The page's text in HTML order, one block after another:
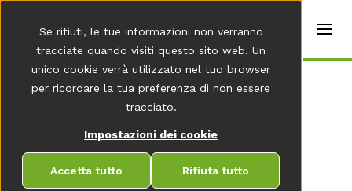
Se rifiuti, le tue informazioni non verranno
tracciate quando visiti questo sito web. Un
unico cookie verrà utilizzato nel tuo browser
per ricordare la tua preferenza di non essere
tracciato.
Impostazioni dei cookie
Accetta tutto Rifiuta tutto
t
r
s
E
n
Home
AL MENU DELLA NEWSROOM